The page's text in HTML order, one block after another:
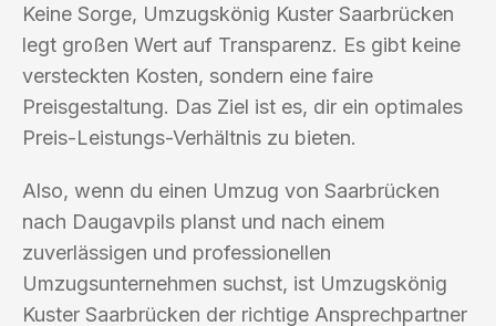
Keine Sorge, Umzugskönig Kuster Saarbrücken
legt großen Wert auf Transparenz. Es gibt keine
versteckten Kosten, sondern eine faire
Preisgestaltung. Das Ziel ist es, dir ein optimales
Preis-Leistungs-Verhältnis zu bieten.
Also, wenn du einen Umzug von Saarbrücken
nach Daugavpils planst und nach einem
zuverlässigen und professionellen
Umzugsunternehmen suchst, ist Umzugskönig
Kuster Saarbrücken der richtige Ansprechpartner